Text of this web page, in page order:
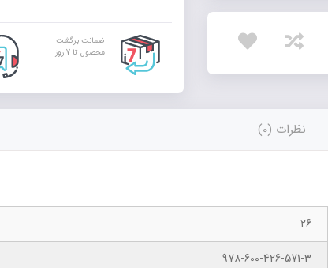
ضمانت برگشت
محصول تا 7 روز
نظرات (0)
26
978-600-426-571-3